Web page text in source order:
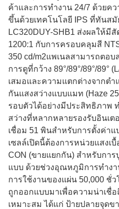
ค้าและการทํางาน 24/7 ด้วยค
ขึ้นด้วยเทคโนโลยี IPS ที่ทันสมั
LC320DUY-SHB1 ส่งผลให้
1200:1 กับการครอบคลุมสี
350 cd/m2แพเนลสามารถตอบ
การดูที่กว้าง 89°/89°/89°/89°
เสมอและความแตกต่างจากตํ
กันแสงสว่างแบบแมท (Haze
รอบตัวได้อย่างมีประสิทธิภาพ
สว่างที่หลากหลายรองรับอินเต
เชื่อม 51 พินสําหรับการตั้งค่าแ
เซลล์เปิดนี้ต้องการหน่วยแสงเ
CON (ขายแยกกัน) สําหรับกา
แบบ ด้วยช่วงอุณหภูมิการทํางา
การใช้งานของแผ่น 50,000 ชั่ว
ถูกออกแบบมาเพื่อความน่าเชื่อ
เหมาะสม ได้แก่ ป้ายปลายจุดข